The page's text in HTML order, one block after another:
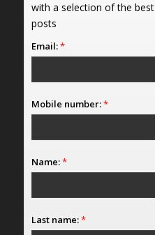
with a selection of the best
posts
Email:*
Mobile number:*
Name:*
Last name:*